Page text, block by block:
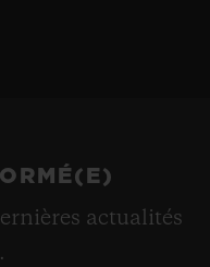
actualités